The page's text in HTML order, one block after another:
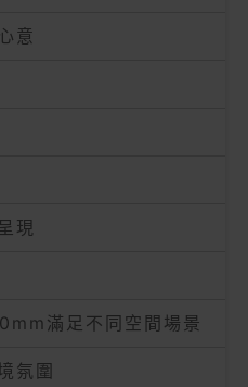
意
現
滿足不同空間場景
氛圍